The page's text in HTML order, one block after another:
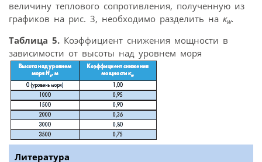
величину теплового сопротивления, полученную из
графиков на рис. 3, необходимо разделить на кw.
Таблица 5. Коэффициент снижения мощности в
зависимости от высоты над уровнем моря
Литература